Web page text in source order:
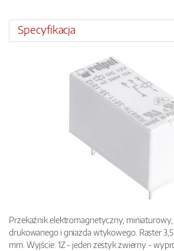
Specyfikacja
Przekaźnik elektromagnetyczny,
drukowanego i gniazda wtykowego. Raster
mm. Wyjście: 1Z - jeden zestyk zwierny -